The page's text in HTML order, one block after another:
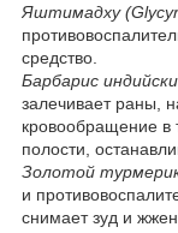
Яштимадху
средство.
Барбарис
залечивает раны,
кровообращение в
полости,
Золотой
и
снимает зуд и